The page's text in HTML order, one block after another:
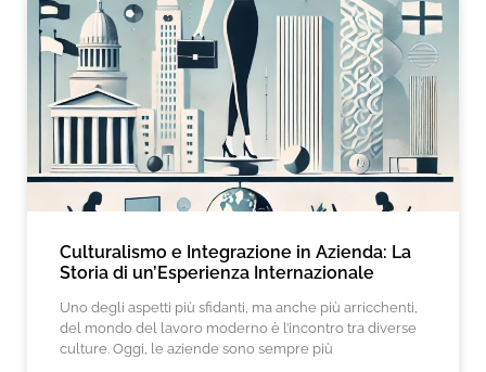
Culturalismo e Integrazione in Azienda: La
Storia di un’Esperienza Internazionale
Uno degli aspetti più sfidanti, ma anche più arricchenti,
del mondo del lavoro moderno è l’incontro tra diverse
culture. Oggi, le aziende sono sempre più